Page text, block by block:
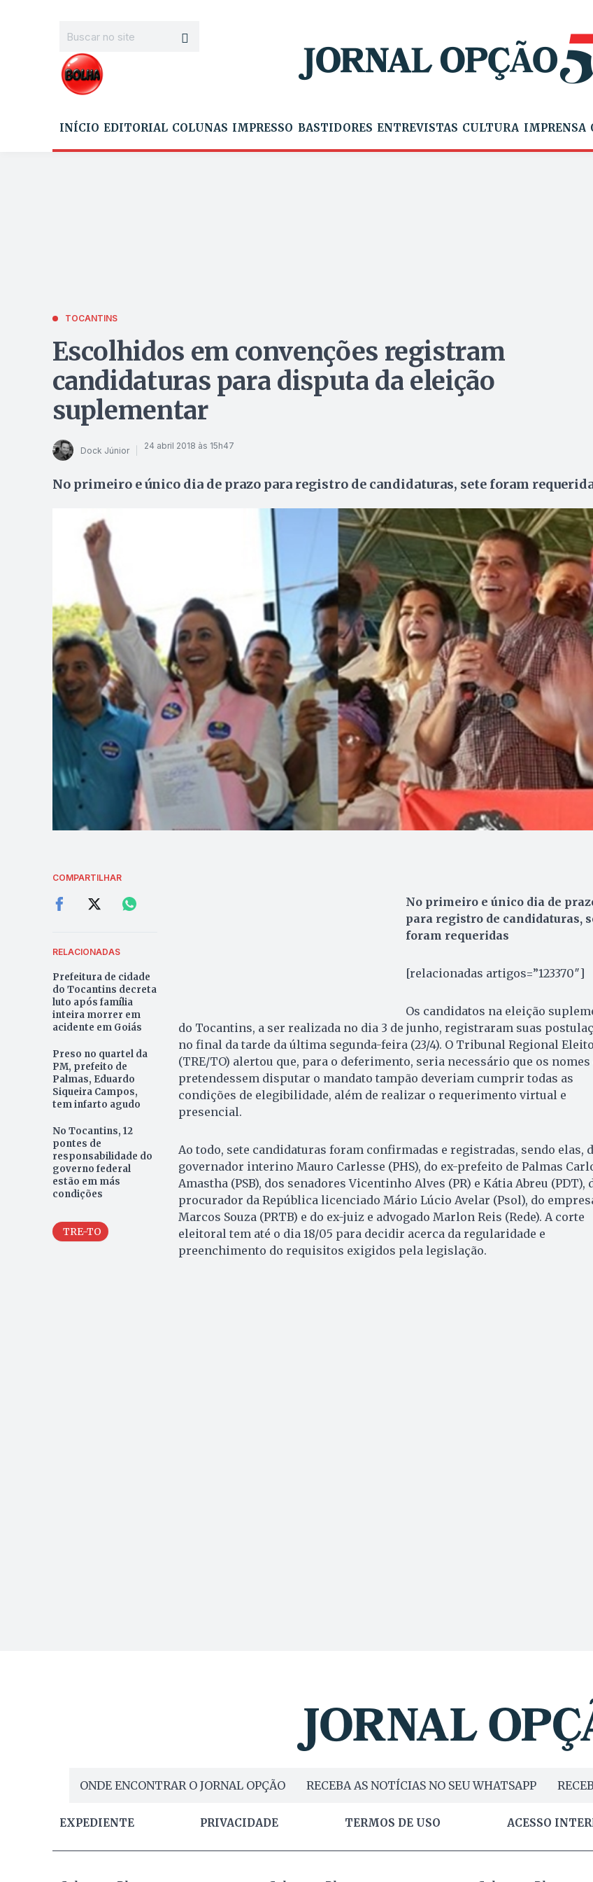
INÍCIO EDITORIAL COLUNAS IMPRESSO BASTIDORES ENTREVISTAS CULTURA IMPRENSA
TOCANTINS
Escolhidos em convenções registram
candidaturas para disputa da eleição
suplementar
Dock Júnior 24 abril 2018 às 15h47
No primeiro e único dia de prazo para registro de candidaturas, sete foram
COMPARTILHAR
RELACIONADAS
Prefeitura de cidade
do Tocantins decreta
luto após família
inteira morrer em
acidente em Goiás
Preso no quartel da
PM, prefeito de
Palmas, Eduardo
Siqueira Campos,
tem infarto agudo
No Tocantins, 12
pontes de
responsabilidade do
governo federal
estão em más
condições
TRE-TO
No primeiro e único dia de
para registro de candidaturas,
foram requeridas
[relacionadas artigos=”123370″]
Os candidatos na eleição
do Tocantins, a ser realizada no dia 3 de junho, registraram suas
no final da tarde da última segunda-feira (23/4). O Tribunal Regional
(TRE/TO) alertou que, para o deferimento, seria necessário que os nomes
pretendessem disputar o mandato tampão deveriam cumprir todas as
condições de elegibilidade, além de realizar o requerimento virtual e
presencial.
Ao todo, sete candidaturas foram confirmadas e registradas, sendo elas,
governador interino Mauro Carlesse (PHS), do ex-prefeito de Palmas
Amastha (PSB), dos senadores Vicentinho Alves (PR) e Kátia Abreu (PDT),
procurador da República licenciado Mário Lúcio Avelar (Psol), do
Marcos Souza (PRTB) e do ex-juiz e advogado Marlon Reis (Rede). A corte
eleitoral tem até o dia 18/05 para decidir acerca da regularidade e
preenchimento do requisitos exigidos pela legislação.
ONDE ENCONTRAR O JORNAL OPÇÃO RECEBA AS NOTÍCIAS NO SEU WHATSAPP
EXPEDIENTE PRIVACIDADE TERMOS DE USO ACESSO